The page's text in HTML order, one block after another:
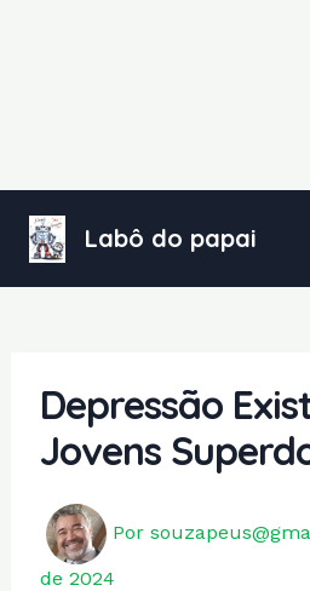
para
conteúdo
Labô do papai
Depressão
Jovens
Por
de 2024